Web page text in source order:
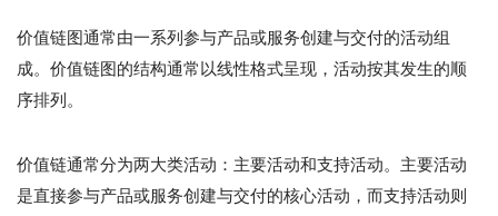
价值链图通常由一系列参与产品或服务创建与交付的活动组
成。价值链图的结构通常以线性格式呈现，活动按其发生的顺
序排列。
价值链通常分为两大类活动：主要活动和支持活动。主要活动
是直接参与产品或服务创建与交付的核心活动，而支持活动则